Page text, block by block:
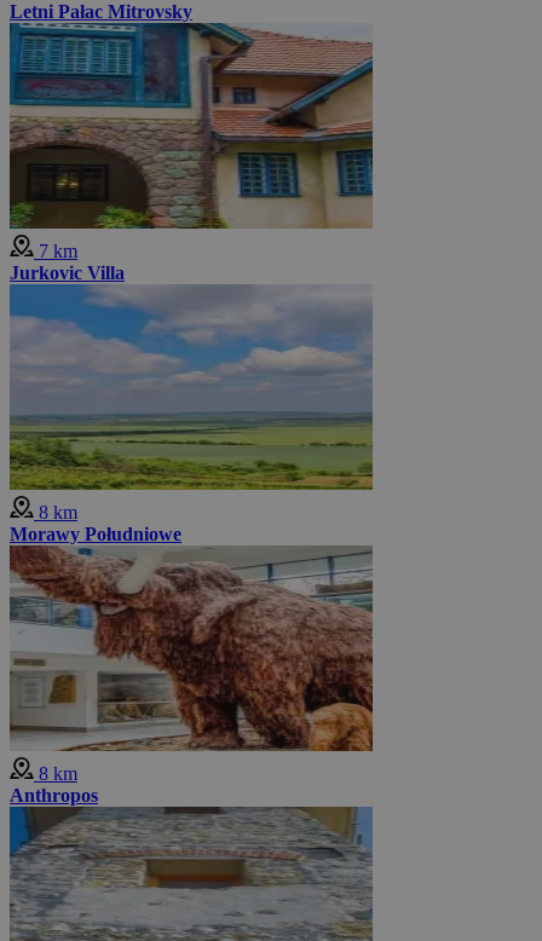
Letni Pałac Mitrovsky
7 km
Jurkovic Villa
8 km
Morawy Południowe
8 km
Anthropos